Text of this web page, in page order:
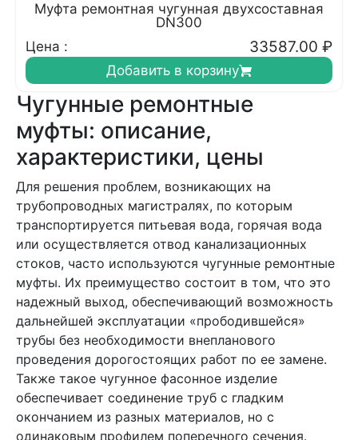
Муфта ремонтная чугунная двухсоставная
DN300
Цена :
33587.00 ₽
Добавить в корзину
Чугунные ремонтные
муфты: описание,
характеристики, цены
Для решения проблем, возникающих на
трубопроводных магистралях, по которым
транспортируется питьевая вода, горячая вода
или осуществляется отвод канализационных
стоков, часто используются чугунные ремонтные
муфты. Их преимущество состоит в том, что это
надежный выход, обеспечивающий возможность
дальнейшей эксплуатации «прободившейся»
трубы без необходимости внепланового
проведения дорогостоящих работ по ее замене.
Также такое чугунное фасонное изделие
обеспечивает соединение труб с гладким
окончанием из разных материалов, но с
одинаковым профилем поперечного сечения.